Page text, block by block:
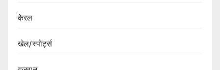
केरल
खेल/स्पोर्ट्स